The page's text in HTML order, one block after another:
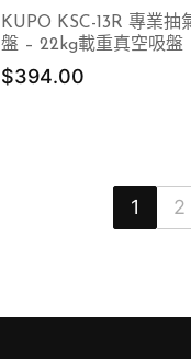
KUPO KSC-13R 專業抽
盤 – 22kg載重真空吸盤
$394.00
1 2